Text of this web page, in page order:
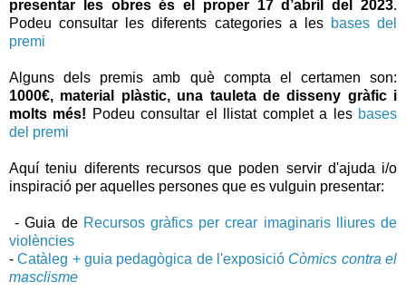
presentar les obres és el proper 17 d’abril del 2023.
Podeu consultar les diferents categories a les bases del
premi
Alguns dels premis amb què compta el certamen son:
1000€, material plàstic, una tauleta de disseny gràfic i
molts més! Podeu consultar el llistat complet a les bases
del premi
Aquí teniu diferents recursos que poden servir d'ajuda i/o
inspiració per aquelles persones que es vulguin presentar:
- Guia de Recursos gràfics per crear imaginaris lliures de
violències
-Catàleg + guia pedagògica de l'exposició Còmics contra el
masclisme